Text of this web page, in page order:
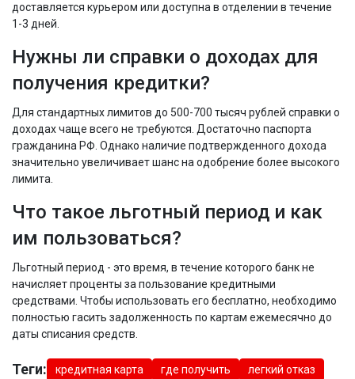
доставляется курьером или доступна в отделении в течение
1-3 дней.
Нужны ли справки о доходах для
получения кредитки?
Для стандартных лимитов до 500-700 тысяч рублей справки о
доходах чаще всего не требуются. Достаточно паспорта
гражданина РФ. Однако наличие подтвержденного дохода
значительно увеличивает шанс на одобрение более высокого
лимита.
Что такое льготный период и как
им пользоваться?
Льготный период - это время, в течение которого банк не
начисляет проценты за пользование кредитными
средствами. Чтобы использовать его бесплатно, необходимо
полностью гасить задолженность по картам ежемесячно до
даты списания средств.
Теги: кредитная карта где получить легкий отказ